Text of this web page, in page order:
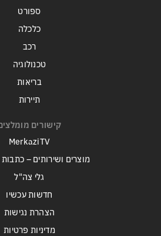
ספורט
כלכלה
רכב
טכנולוגיה
בריאות
תיירות
קישורים
MerkaziTV
מוצרים ושירותים –
גלי צה"ל
חדשות עכשיו
הצהרת נגישות
מדיניות פרטיות